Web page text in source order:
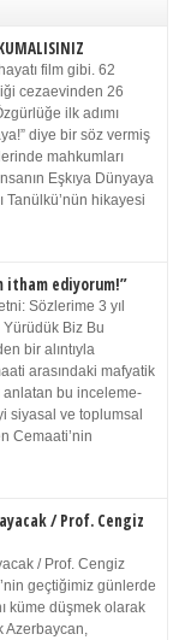
film gibi. 62
cezaevinden 26
ilk adımı
diye bir söz vermiş
mahkumları
Eşkıya Dünyaya
Tanülkü’nün hikayesi
itham ediyorum!”
Sözlerime 3 yıl
Yürüdük Biz Bu
bir alıntıyla
arasındaki mafyatik
anlatan bu inceleme-
siyasal ve toplumsal
Cemaati’nin
/ Prof. Cengiz
/ Prof. Cengiz
geçtiğimiz günlerde
küme düşmek olarak
Azerbaycan,